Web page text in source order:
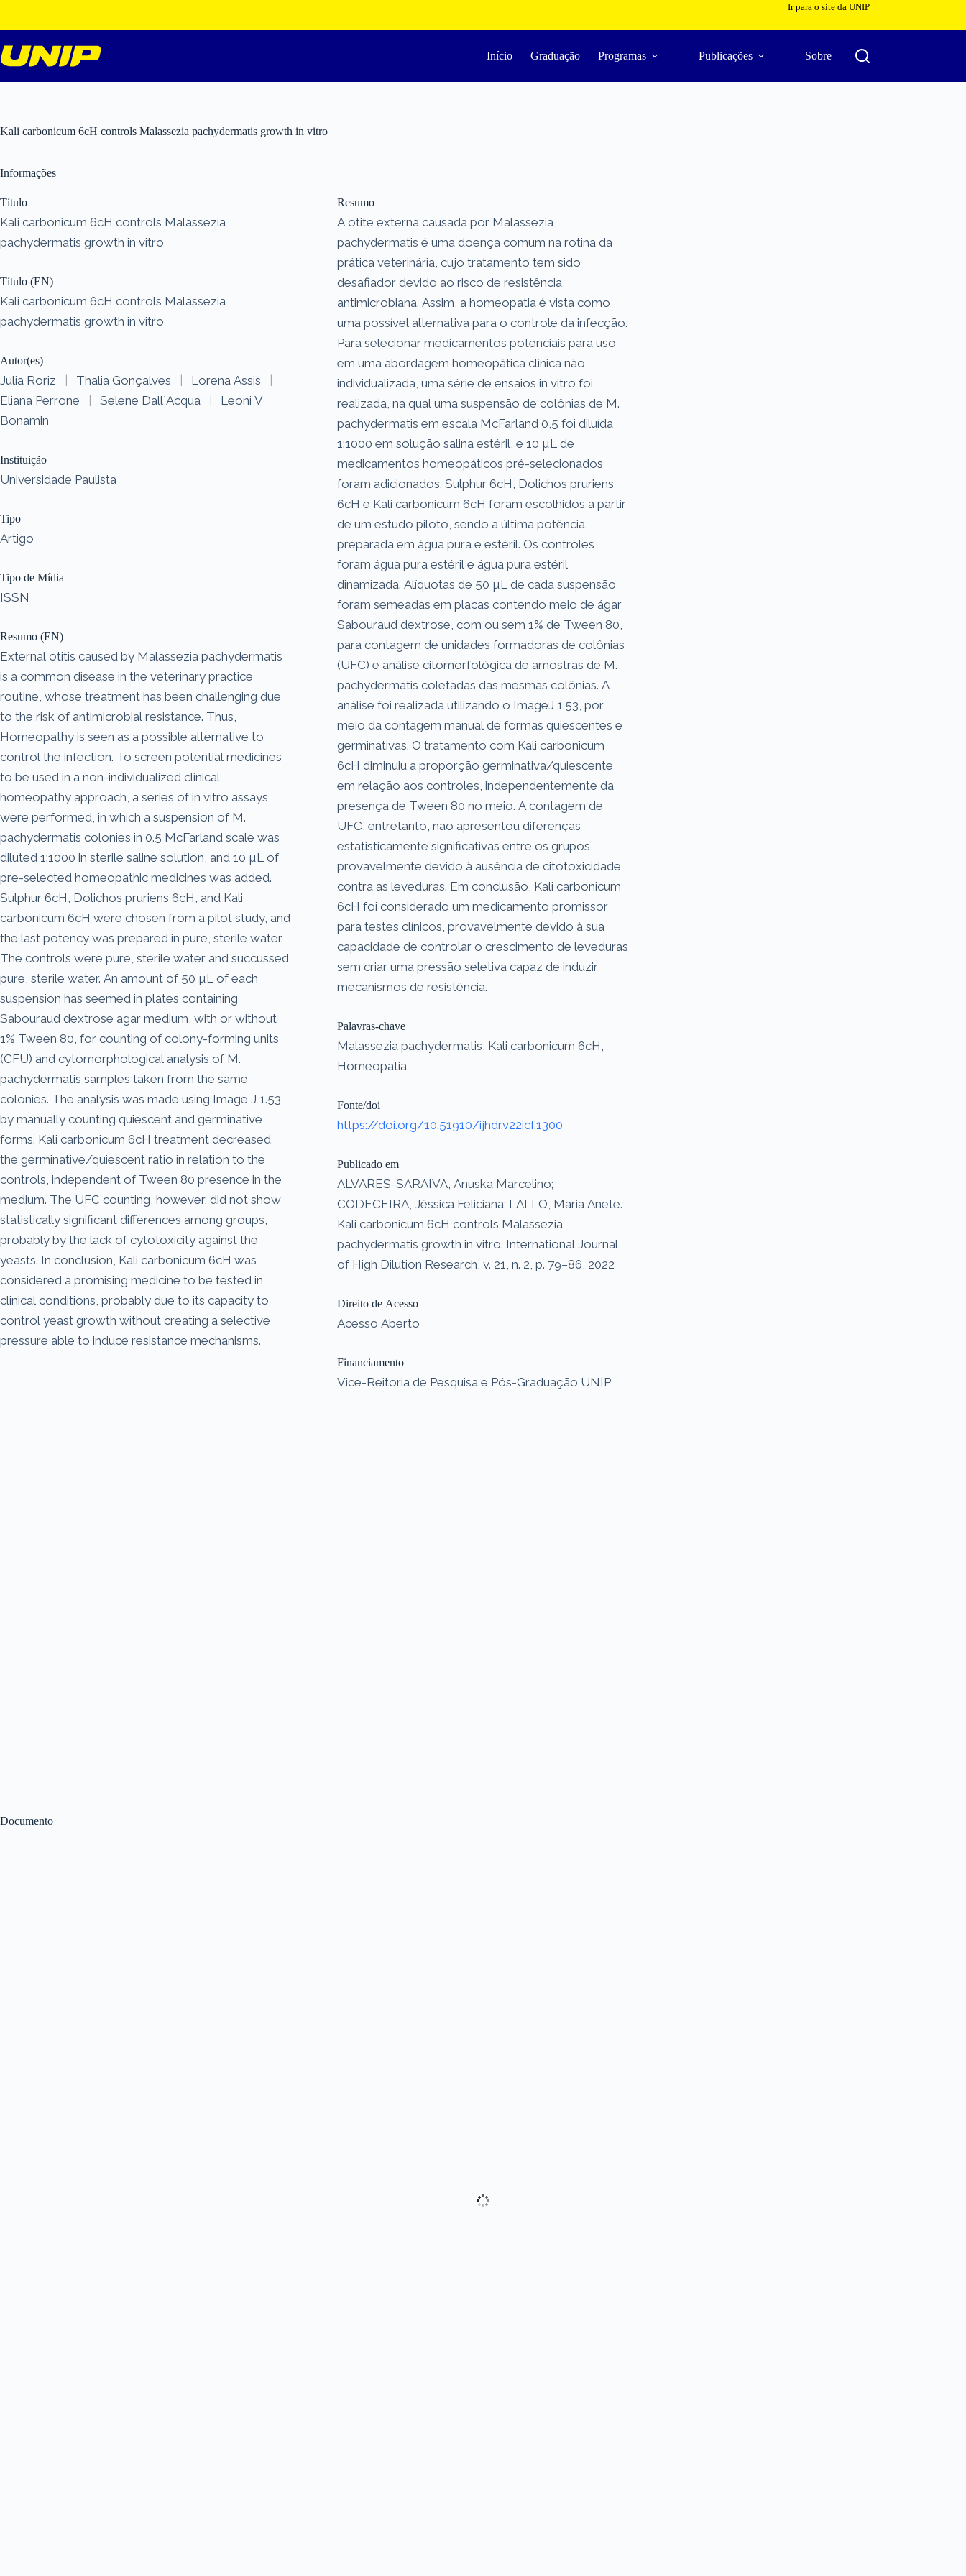
o
conteúdo
Ir para o site da UNIP
Início Graduação Programas Publicações Sobre
Kali carbonicum 6cH controls Malassezia pachydermatis growth in vitro
Documento
Informações
Título
Kali carbonicum 6cH controls Malassezia
pachydermatis growth in vitro
Título (EN)
Kali carbonicum 6cH controls Malassezia
pachydermatis growth in vitro
Autor(es)
Julia Roriz | Thalia Gonçalves | Lorena Assis
|
Eliana Perrone
| Selene Dall´Acqua |
Leoni V
Bonamin
Instituição
Universidade Paulista
Tipo
Artigo
Tipo de Mídia
ISSN
Resumo (EN)
External otitis caused by Malassezia pachydermatis
is a common disease in the veterinary practice
routine, whose treatment has been challenging due
to the risk of antimicrobial resistance. Thus,
Homeopathy is seen as a possible alternative to
control the infection. To screen potential medicines
to be used in a non-individualized clinical
homeopathy approach, a series of in vitro assays
were performed, in which a suspension of M.
pachydermatis colonies in 0.5 McFarland scale was
diluted 1:1000 in sterile saline solution, and 10 µL of
pre-selected homeopathic medicines was added.
Sulphur 6cH, Dolichos pruriens 6cH, and Kali
carbonicum 6cH were chosen from a pilot study, and
the last potency was prepared in pure, sterile water.
The controls were pure, sterile water and succussed
pure, sterile water. An amount of 50 µL of each
suspension has seemed in plates containing
Sabouraud dextrose agar medium, with or without
1% Tween 80, for counting of colony-forming units
(CFU) and cytomorphological analysis of M.
pachydermatis samples taken from the same
colonies. The analysis was made using Image J 1.53
by manually counting quiescent and germinative
forms. Kali carbonicum 6cH treatment decreased
the germinative/quiescent ratio in relation to the
controls, independent of Tween 80 presence in the
medium. The UFC counting, however, did not show
statistically significant differences among groups,
probably by the lack of cytotoxicity against the
yeasts. In conclusion, Kali carbonicum 6cH was
considered a promising medicine to be tested in
clinical conditions, probably due to its capacity to
control yeast growth without creating a selective
pressure able to induce resistance mechanisms.
Resumo
A otite externa causada por Malassezia
pachydermatis é uma doença comum na rotina da
prática veterinária, cujo tratamento tem sido
desafiador devido ao risco de resistência
antimicrobiana. Assim, a homeopatia é vista como
uma possível alternativa para o controle da infecção.
Para selecionar medicamentos potenciais para uso
em uma abordagem homeopática clínica não
individualizada, uma série de ensaios in vitro foi
realizada, na qual uma suspensão de colônias de M.
pachydermatis em escala McFarland 0,5 foi diluída
1:1000 em solução salina estéril, e 10 µL de
medicamentos homeopáticos pré-selecionados
foram adicionados. Sulphur 6cH, Dolichos pruriens
6cH e Kali carbonicum 6cH foram escolhidos a partir
de um estudo piloto, sendo a última potência
preparada em água pura e estéril. Os controles
foram água pura estéril e água pura estéril
dinamizada. Alíquotas de 50 µL de cada suspensão
foram semeadas em placas contendo meio de ágar
Sabouraud dextrose, com ou sem 1% de Tween 80,
para contagem de unidades formadoras de colônias
(UFC) e análise citomorfológica de amostras de M.
pachydermatis coletadas das mesmas colônias. A
análise foi realizada utilizando o ImageJ 1.53, por
meio da contagem manual de formas quiescentes e
germinativas. O tratamento com Kali carbonicum
6cH diminuiu a proporção germinativa/quiescente
em relação aos controles, independentemente da
presença de Tween 80 no meio. A contagem de
UFC, entretanto, não apresentou diferenças
estatisticamente significativas entre os grupos,
provavelmente devido à ausência de citotoxicidade
contra as leveduras. Em conclusão, Kali carbonicum
6cH foi considerado um medicamento promissor
para testes clínicos, provavelmente devido à sua
capacidade de controlar o crescimento de leveduras
sem criar uma pressão seletiva capaz de induzir
mecanismos de resistência.
Palavras-chave
Malassezia pachydermatis, Kali carbonicum 6cH,
Homeopatia
Fonte/doi
https://doi.org/10.51910/ijhdr.v22icf.1300
Publicado em
ALVARES-SARAIVA, Anuska Marcelino;
CODECEIRA, Jéssica Feliciana; LALLO, Maria Anete.
Kali carbonicum 6cH controls Malassezia
pachydermatis growth in vitro. International Journal
of High Dilution Research, v. 21, n. 2, p. 79–86, 2022
Direito de Acesso
Acesso Aberto
Financiamento
Vice-Reitoria de Pesquisa e Pós-Graduação UNIP